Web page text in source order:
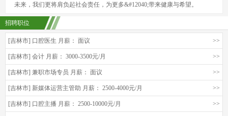
未来，我们更将肩负起社会责任，为更多&#12040;带来健康与希望。
招聘职位
>>
[吉林市] 口腔医生 月薪： 面议
>>
[吉林市] 会计 月薪： 3000-3500元/月
>>
[吉林市] 兼职市场专员 月薪： 面议
>>
[吉林市] 新媒体运营主管助 月薪： 2500-4000元/月
>>
[吉林市] 口腔主播 月薪： 2500-10000元/月